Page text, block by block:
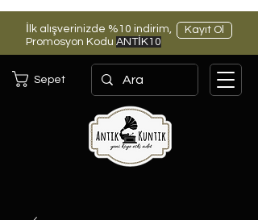
İlk alışverinizde %10 indirim,
Promosyon Kodu ANTİK10
Kayıt Ol
Sepet